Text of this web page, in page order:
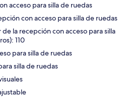
acceso para silla de ruedas
con acceso para silla de ruedas
la recepción con acceso para silla
110
para silla de ruedas
silla de ruedas